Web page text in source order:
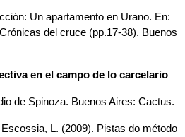
Un apartamento en Urano. En:
del cruce (pp.17-38). Buenos
en el campo de lo carcelario
de Spinoza. Buenos Aires: Cactus.
L. (2009). Pistas do método